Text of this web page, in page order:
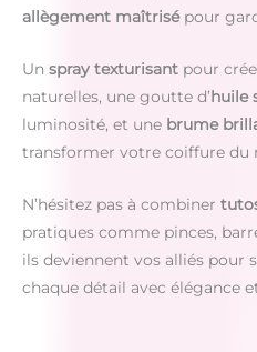
allègement maîtrisépour
Un spray texturisant pour
naturelles, une goutte d’ huile
luminosité, et une brume
transformer votre coiffure du
N’hésitez pas à combiner
pratiques comme pinces,
ils deviennent vos alliés pour
chaque détail avec élégance